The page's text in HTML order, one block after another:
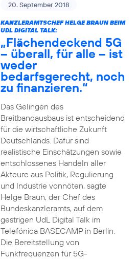
20. September 2018
KANZLERAMTSCHEF HELGE BRAUN BEIM
UDL DIGITAL TALK:
„Flächendeckend 5G
– überall, für alle – ist
weder
bedarfsgerecht, noch
zu finanzieren.“
Das Gelingen des
Breitbandausbaus ist entscheidend
für die wirtschaftliche Zukunft
Deutschlands. Dafür sind
realistische Einschätzungen sowie
entschlossenes Handeln aller
Akteure aus Politik, Regulierung
und Industrie vonnöten, sagte
Helge Braun, der Chef des
Bundeskanzleramts, auf dem
gestrigen UdL Digital Talk im
Telefónica BASECAMP in Berlin.
Die Bereitstellung von
Funkfrequenzen für 5G-